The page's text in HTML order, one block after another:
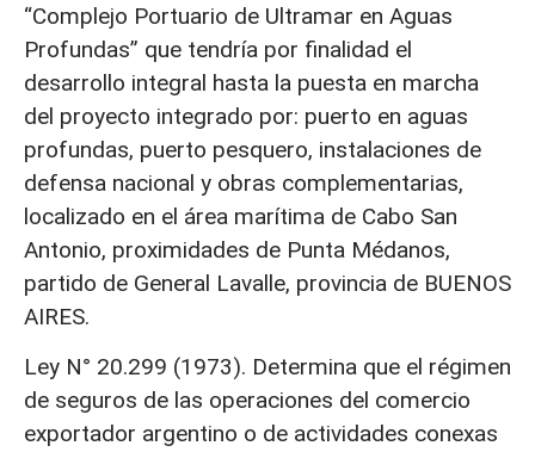
“Complejo Portuario de Ultramar en Aguas
Profundas” que tendría por finalidad el
desarrollo integral hasta la puesta en marcha
del proyecto integrado por: puerto en aguas
profundas, puerto pesquero, instalaciones de
defensa nacional y obras complementarias,
localizado en el área marítima de Cabo San
Antonio, proximidades de Punta Médanos,
partido de General Lavalle, provincia de BUENOS
AIRES.
Ley N° 20.299 (1973). Determina que el régimen
de seguros de las operaciones del comercio
exportador argentino o de actividades conexas